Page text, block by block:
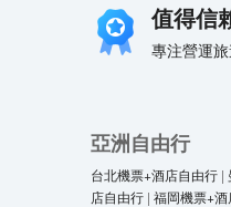
值得信
專注營運
亞洲自由行
台北機票+酒店自由行 |
店自由行 | 福岡機票+